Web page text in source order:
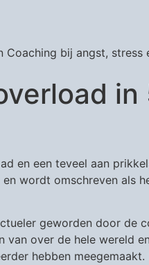
Coaching bij angst, stress
en een teveel aan
wordt omschreven
geworden door de
van over de hele
hebben